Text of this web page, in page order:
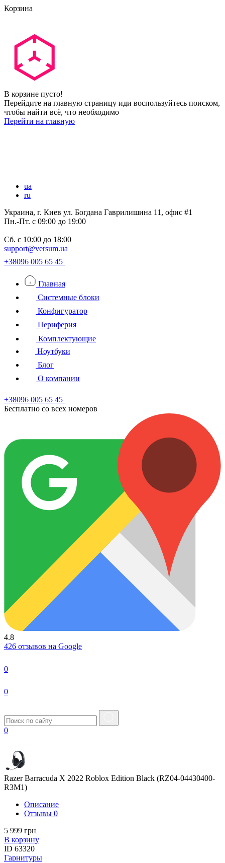
Корзина
В корзине пусто!
Перейдите на главную страницу иди воспользуйтесь поиском,
чтобы найти всё, что необходимо
Перейти на главную
ua
ru
Украина, г. Киев ул. Богдана Гаврилишина 11, офис #1
Пн.-Пт. с 09:00 до 19:00
Сб. с 10:00 до 18:00
support@versum.ua
+38096 005 65 45
Главная
Системные блоки
Конфигуратор
Периферия
Комплектующие
Ноутбуки
Блог
О компании
+38096 005 65 45
Бесплатно со всех номеров
4.8
426 отзывов на Google
0
0
0
Razer Barracuda X 2022 Roblox Edition Black (RZ04-04430400-
R3M1)
Описание
Отзывы 0
5 999 грн
В корзину
ID 63320
Гарнитуры